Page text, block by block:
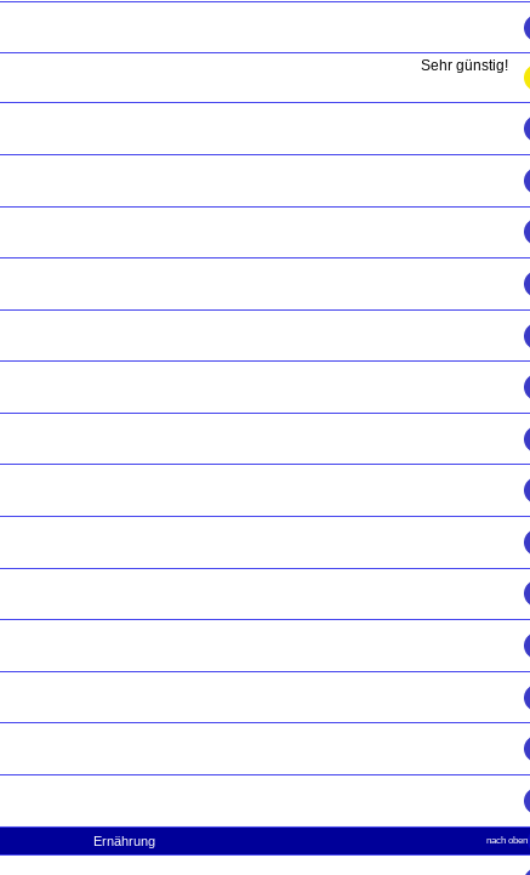
Sehr günstig!
Ernährung nach oben